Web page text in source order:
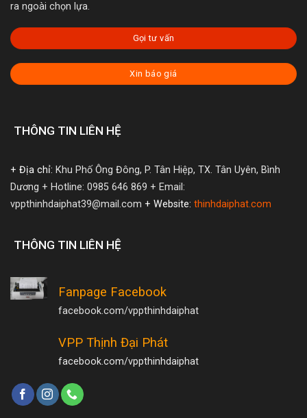
ra ngoài chọn lựa.
Gọi tư vấn
Xin báo giá
THÔNG TIN LIÊN HỆ
+ Địa chỉ: Khu Phố Ông Đông, P. Tân Hiệp, TX. Tân Uyên, Bình
Dương + Hotline: 0985 646 869 + Email:
vppthinhdaiphat39@mail.com + Website: thinhdaiphat.com
THÔNG TIN LIÊN HỆ
Fanpage Facebook
facebook.com/vppthinhdaiphat
VPP Thịnh Đại Phát
facebook.com/vppthinhdaiphat